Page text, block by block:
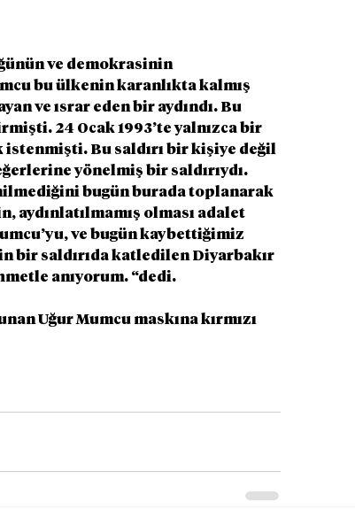
ve demokrasinin
bu ülkenin karanlıkta kalmış
ve ısrar eden bir aydındı. Bu
24 Ocak 1993’te yalnızca bir
Bu saldırı bir kişiye değil
yönelmiş bir saldırıydı.
bugün burada toplanarak
aydınlatılmamış olması adalet
ve bugün kaybettiğimiz
bir saldırıda katledilen Diyarbakır
anıyorum. “dedi.
Uğur Mumcu maskına kırmızı